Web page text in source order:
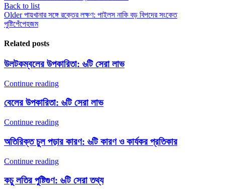
Back to list
Older পায়খানার সঙ্গে রক্তের লক্ষণ: পাইলস নাকি বড় বিপদের সংকেত
পুষ্টিপেঁপেহজম
Related posts
উলটকম্বলের উপকারিতা: ৬টি সেরা লাভ
Continue reading
বেলের উপকারিতা: ৬টি সেরা লাভ
Continue reading
অতিরিক্ত চুল পড়ার কারণ: ৬টি কারণ ও কার্যকর প্রতিকার
Continue reading
কচু লতির পুষ্টিগুণ: ৬টি সেরা তথ্য